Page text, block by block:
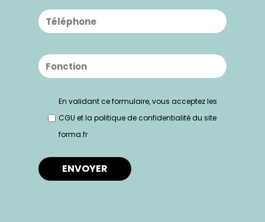
En validant ce formulaire, vous acceptez les
CGU etla politique de confidentialitédu site
forma.fr